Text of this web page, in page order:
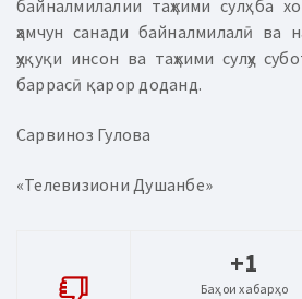
байналмилалии таҳкими сулҳ ба
ҳамчун санади байналмилалӣ
ҳуқуқи инсон ва таҳкими сулҳу
баррасӣ қарор доданд.
Сарвиноз Гулова
«Телевизиони Душанбе»
+1
Баҳои хабарҳо